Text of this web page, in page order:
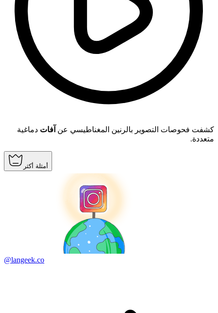
كشفت فحوصات التصوير بالرنين المغناطيسي عن آفات دماغية
متعددة.
أمثلة أكثر
@langeek.co